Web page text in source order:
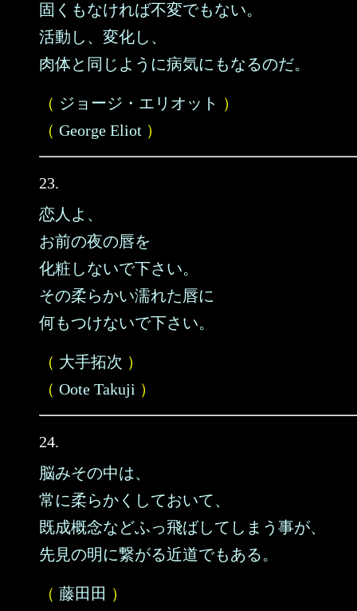
固くもなければ不変でもない。
活動し、変化し、
肉体と同じように病気にもなるのだ。
（ ジョージ・エリオット ）
（ George Eliot ）
23.
恋人よ、
お前の夜の唇を
化粧しないで下さい。
その柔らかい濡れた唇に
何もつけないで下さい。
（ 大手拓次 ）
（ Oote Takuji ）
24.
脳みその中は、
常に柔らかくしておいて、
既成概念などふっ飛ばしてしまう事が、
先見の明に繋がる近道でもある。
（ 藤田田 ）